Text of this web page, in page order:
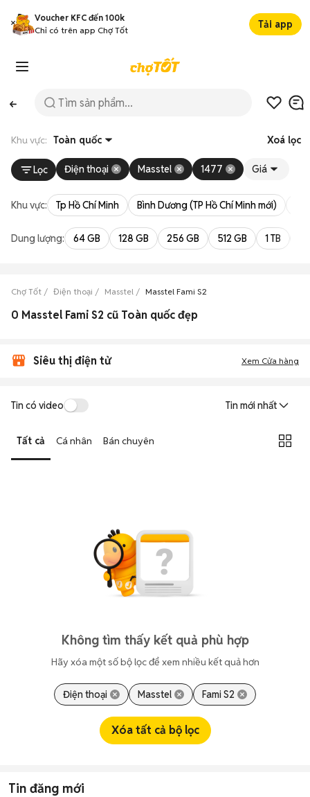
Voucher KFC đến 100k
Chỉ có trên app Chợ Tốt
Tải app
Khu vực: Toàn quốc Xoá lọc
Lọc Điện thoại Masstel 1477 Giá
Khu vực: Tp Hồ Chí Minh Bình Dương (TP Hồ Chí Minh mới)
Dung lượng: 64 GB 128 GB 256 GB 512 GB 1 TB
Chợ Tốt Điện thoại Masstel Masstel Fami S2
0 Masstel Fami S2 cũ Toàn quốc đẹp
Siêu thị điện tử Xem Cửa hàng
Tin có video Tin mới nhất
Tất cả Cá nhân Bán chuyên
Không tìm thấy kết quả phù hợp
Hãy xóa một số bộ lọc để xem nhiều kết quả hơn
Điện thoại Masstel Fami S2
Xóa tất cả bộ lọc
Tin đăng mới